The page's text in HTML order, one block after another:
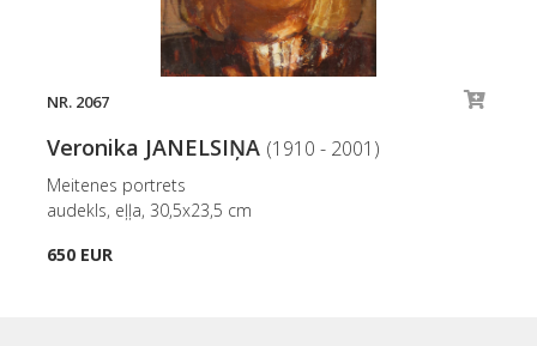
NR. 2067
Veronika JANELSIŅA (1910 - 2001)
Meitenes portrets
audekls, eļļa, 30,5x23,5 cm
650 EUR